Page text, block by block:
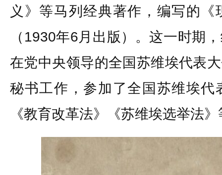
义》等马列经典著作，编写的
（1930年6月出版）。这一时期
在党中央领导的全国苏维埃代表
秘书工作，参加了全国苏维埃代
《教育改革法》《苏维埃选举法